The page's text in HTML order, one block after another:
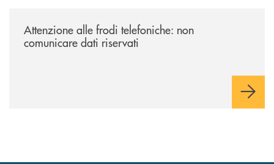
Attenzione alle frodi telefoniche: non
comunicare dati riservati